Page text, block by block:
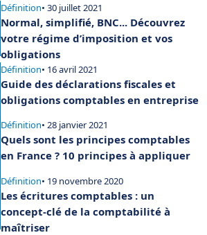
Définition• 30 juillet 2021
Normal, simplifié, BNC... Découvrez
votre régime d’imposition et vos
obligations
Définition• 16 avril 2021
Guide des déclarations fiscales et
obligations comptables en entreprise
Définition• 28 janvier 2021
Quels sont les principes comptables
en France ? 10 principes à appliquer
Définition• 19 novembre 2020
Les écritures comptables : un
concept-clé de la comptabilité à
maîtriser